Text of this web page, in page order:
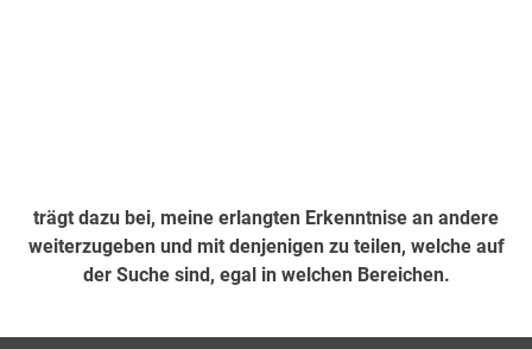
trägt dazu bei, meine erlangten Erkenntnise an andere
weiterzugeben und mit denjenigen zu teilen, welche auf
der Suche sind, egal in welchen Bereichen.